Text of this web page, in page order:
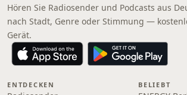
Hören Sie Radiosender und Podcasts aus
nach Stadt, Genre oder Stimmung —
Gerät.
ENTDECKEN BELIEBT